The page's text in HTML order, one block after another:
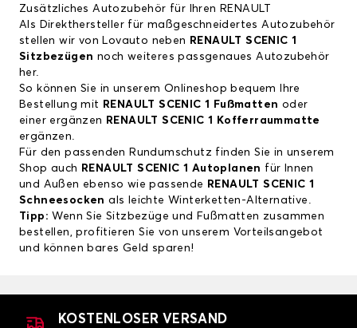
Zusätzliches Autozubehör für Ihren RENAULT
Als Direkthersteller für maßgeschneidertes Autozubehör
stellen wir von Lovauto neben RENAULT SCENIC 1
Sitzbezügen noch weiteres passgenaues Autozubehör
her.
So können Sie in unserem Onlineshop bequem Ihre
Bestellung mit RENAULT SCENIC 1 Fußmatten oder
einer ergänzen RENAULT SCENIC 1 Kofferraummatte
ergänzen.
Für den passenden Rundumschutz finden Sie in unserem
Shop auch RENAULT SCENIC 1 Autoplanen für Innen
und Außen ebenso wie passende RENAULT SCENIC 1
Schneesocken als leichte Winterketten-Alternative.
Tipp: Wenn Sie Sitzbezüge und Fußmatten zusammen
bestellen, profitieren Sie von unserem Vorteilsangebot
und können bares Geld sparen!
KOSTENLOSER VERSAND